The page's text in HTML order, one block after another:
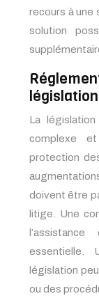
recours à une
solution
La
complexe
protection
doivent être
litige. Une
essentielle.
législation
ou des